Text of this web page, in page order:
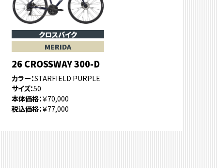
クロスバイク
MERIDA
26 CROSSWAY 300-D
カラー STARFIELD PURPLE
サイズ 50
本体価格 ￥70,000
税込価格 ￥77,000